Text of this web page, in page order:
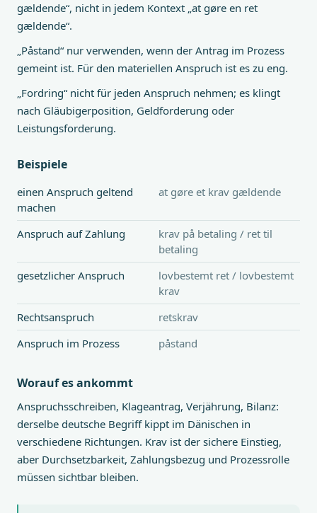
gældende“, nicht in jedem Kontext „at gøre en ret
gældende“.
„Påstand“ nur verwenden, wenn der Antrag im Prozess
gemeint ist. Für den materiellen Anspruch ist es zu eng.
„Fordring“ nicht für jeden Anspruch nehmen; es klingt
nach Gläubigerposition, Geldforderung oder
Leistungsforderung.
Beispiele
einen Anspruch geltend
machen
at gøre et krav gældende
Anspruch auf Zahlung
krav på betaling / ret til
betaling
gesetzlicher Anspruch
lovbestemt ret / lovbestemt
krav
Rechtsanspruch
retskrav
Anspruch im Prozess
påstand
Worauf es ankommt
Anspruchsschreiben, Klageantrag, Verjährung, Bilanz:
derselbe deutsche Begriff kippt im Dänischen in
verschiedene Richtungen. Krav ist der sichere Einstieg,
aber Durchsetzbarkeit, Zahlungsbezug und Prozessrolle
müssen sichtbar bleiben.